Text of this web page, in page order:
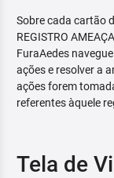
Sobre cada cartão
REGISTRO
FuraAedes
ações e resolver a
ações forem
referentes àquele
Tela de